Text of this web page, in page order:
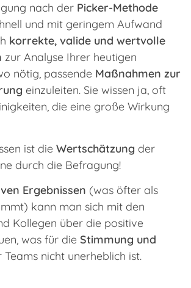
nach der Picker-Methode
und mit geringem Aufwand
korrekte, valide und wertvolle
zur Analyse Ihrer heutigen
nötig, passende Maßnahmen zur
einzuleiten. Sie wissen ja, oft
die eine große Wirkung
ist dieWertschätzung der
durch die Befragung!
Ergebnissen (was öfter als
kann man sich mit den
Kollegen über die positive
was für dieStimmung und
Teams nicht unerheblich ist.